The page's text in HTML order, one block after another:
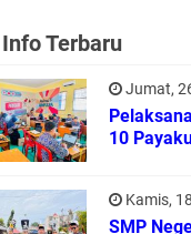
Info Terbaru
Jumat,
10
Kamis,
SMP